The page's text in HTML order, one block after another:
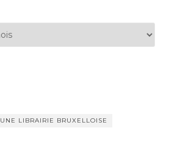
UNE LIBRAIRIE BRUXELLOISE